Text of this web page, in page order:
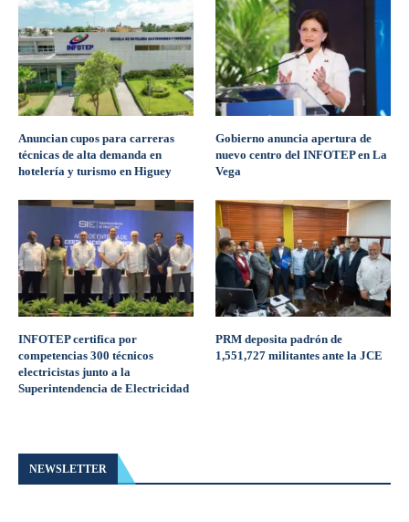
Anuncian cupos para carreras
técnicas de alta demanda en
hotelería y turismo en Higuey
Gobierno anuncia apertura de
nuevo centro del INFOTEP en La
Vega
INFOTEP certifica por
competencias 300 técnicos
electricistas junto a la
Superintendencia de Electricidad
PRM deposita padrón de
1,551,727 militantes ante la JCE
NEWSLETTER